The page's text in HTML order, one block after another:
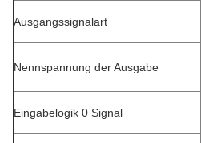
Ausgangssignalart
Nennspannung der Ausgabe
Eingabelogik 0 Signal